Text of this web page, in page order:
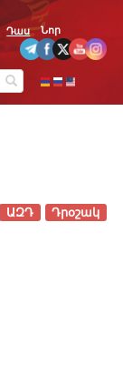
Դաս Նոր
Դրօշակ
ԱԶԴ